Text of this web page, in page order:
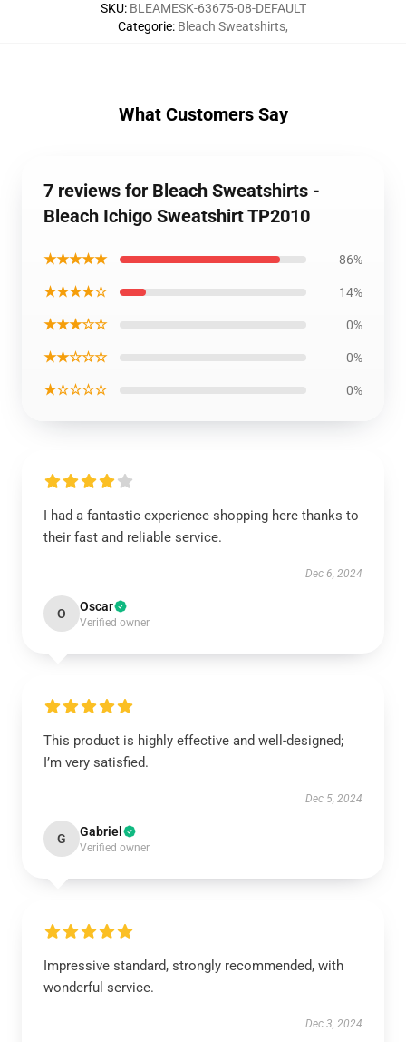
SKU: BLEAMESK-63675-08-DEFAULT
Categorie: Bleach Sweatshirts,
What Customers Say
7 reviews for Bleach Sweatshirts -
Bleach Ichigo Sweatshirt TP2010
★★★★★ 86%
★★★★☆ 14%
★★★☆☆ 0%
★★☆☆☆ 0%
★☆☆☆☆ 0%
I had a fantastic experience shopping here thanks to
their fast and reliable service.
Dec 6, 2024
O Oscar
Verified owner
This product is highly effective and well-designed;
I’m very satisfied.
Dec 5, 2024
G Gabriel
Verified owner
Impressive standard, strongly recommended, with
wonderful service.
Dec 3, 2024